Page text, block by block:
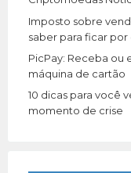
Imposto sobre
saber para ficar
PicPay: Receba ou
máquina de cartão
10 dicas para você
momento de crise